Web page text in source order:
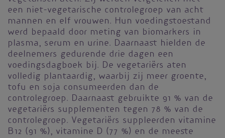
een niet-vegetarische controlegroep van acht
mannen en elf vrouwen. Hun voedingstoestand
werd bepaald door meting van biomarkers in
plasma, serum en urine. Daarnaast hielden de
deelnemers gedurende drie dagen een
voedingsdagboek bij. De vegetariërs aten
volledig plantaardig, waarbij zij meer groente,
tofu en soja consumeerden dan de
controlegroep. Daarnaast gebruikte 91 % van de
vegetariërs supplementen tegen 78 % van de
controlegroep. Vegetariërs suppleerden vitamine
B12 (91 %), vitamine D (77 %) en de meeste